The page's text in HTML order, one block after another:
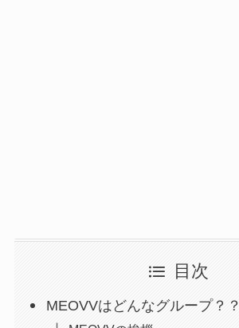
目次
MEOVVはどんなグループ？？